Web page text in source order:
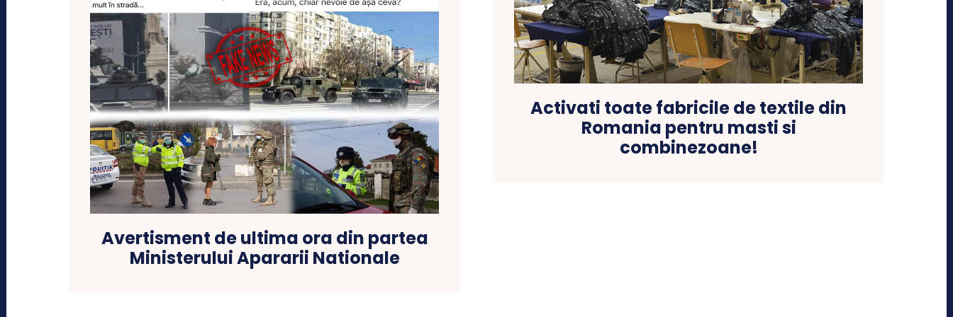
Avertisment de ultima ora din partea
Ministerului Apararii Nationale
Activati toate fabricile de textile din
Romania pentru masti si
combinezoane!